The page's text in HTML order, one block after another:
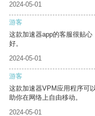
2024-05-01
游客
这款加速器app的客服很贴
好。
2024-05-01
游客
这款加速器VPM应用程序可
助你在网络上自由移动。
2024-05-01